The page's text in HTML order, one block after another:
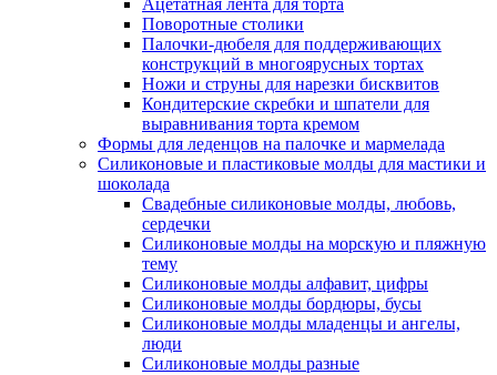
Ацетатная лента для торта
Поворотные столики
Палочки-дюбеля для поддерживающих
конструкций в многоярусных тортах
Ножи и струны для нарезки бисквитов
Кондитерские скребки и шпатели для
выравнивания торта кремом
Формы для леденцов на палочке и мармелада
Силиконовые и пластиковые молды для мастики и
шоколада
Свадебные силиконовые молды, любовь,
сердечки
Силиконовые молды на морскую и пляжную
тему
Силиконовые молды алфавит, цифры
Силиконовые молды бордюры, бусы
Силиконовые молды младенцы и ангелы,
люди
Силиконовые молды разные